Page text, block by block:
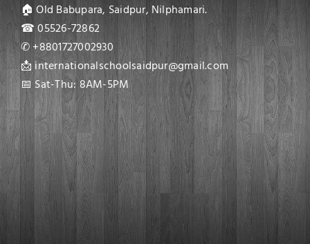
🏠 Old Babupara, Saidpur, Nilphamari.
☎ 05526-72862
✆ +8801727002930
📩 internationalschoolsaidpur@gmail.com
📅 Sat-Thu: 8AM-5PM